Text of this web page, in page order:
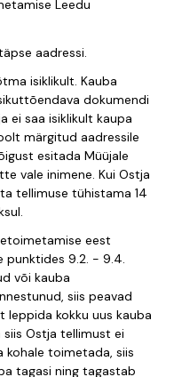
Leedu
aadressi.
isiklikult. Kauba
dokumendi
ei saa isiklikult kaupa
märgitud aadressile
esitada Müüjale
vale inimene. Kui Ostja
tellimuse tühistama 14
eest
punktides 9.2. - 9.4.
või kauba
siis peavad
leppida kokku uus kauba
siis Ostja tellimust ei
kohale toimetada, siis
tagasi ning tagastab